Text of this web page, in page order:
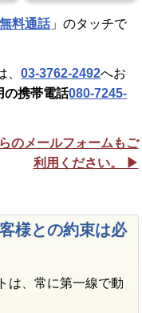
料通話」のタッチで
、03-3762-2492へお
の携帯電話080-7245-
のメールフォームもご
利用ください。 ▶︎
様との約束は必
は、常に第一線で動